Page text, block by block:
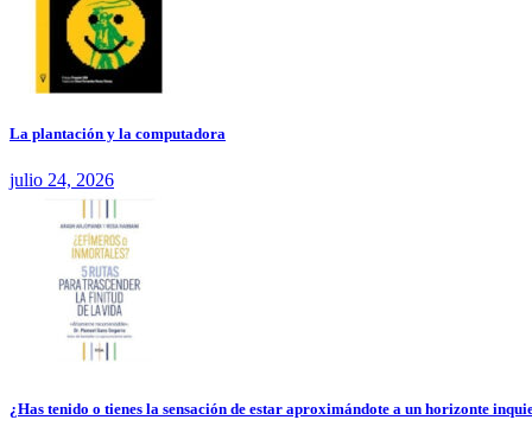
La plantación y la computadora
julio 24, 2026
¿Has tenido o tienes la sensación de estar aproximándote a un horizonte